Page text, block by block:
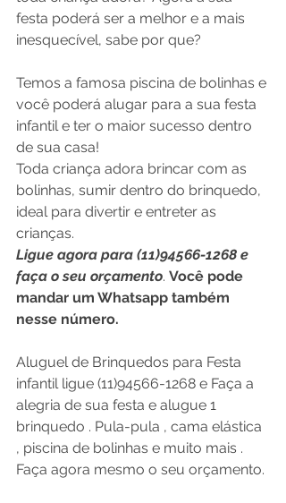
festa poderá ser a melhor e a mais
inesquecível, sabe por que?
Temos a famosa piscina de bolinhas e
você poderá alugar para a sua festa
infantil e ter o maior sucesso dentro
de sua casa!
Toda criança adora brincar com as
bolinhas, sumir dentro do brinquedo,
ideal para divertir e entreter as
crianças.
Ligue agora para (11)94566-1268 e
faça o seu orçamento. Você pode
mandar um Whatsapp também
nesse número.
Aluguel de Brinquedos para Festa
infantil ligue (11)94566-1268 e Faça a
alegria de sua festa e alugue 1
brinquedo . Pula-pula , cama elástica
, piscina de bolinhas e muito mais .
Faça agora mesmo o seu orçamento.